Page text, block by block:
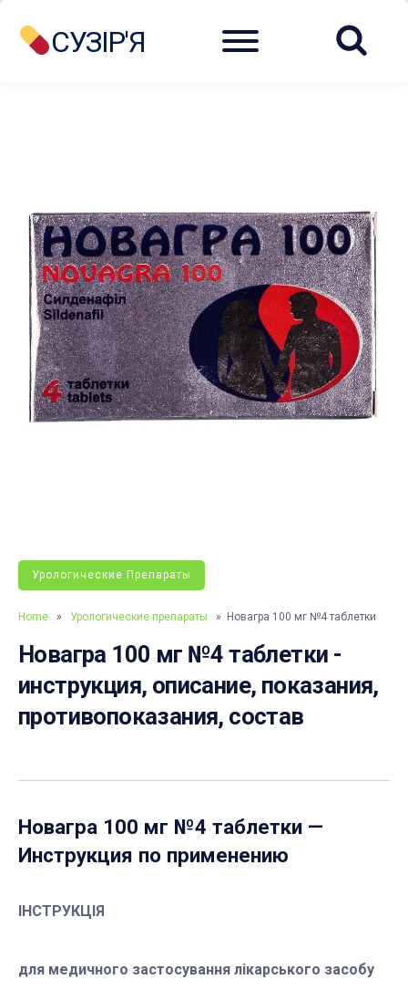
СУЗІР'Я Menu
Урологические Препараты
Home » Урологические препараты » Новагра 100 мг №4 таблетки
Новагра 100 мг №4 таблетки -
инструкция, описание, показания,
противопоказания, состав
Новагра 100 мг №4 таблетки —
Инструкция по применению
ІНСТРУКЦІЯ
для медичного застосування лікарського засобу